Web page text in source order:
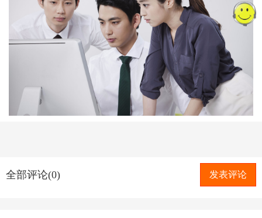
全部评论(0) 发表评论